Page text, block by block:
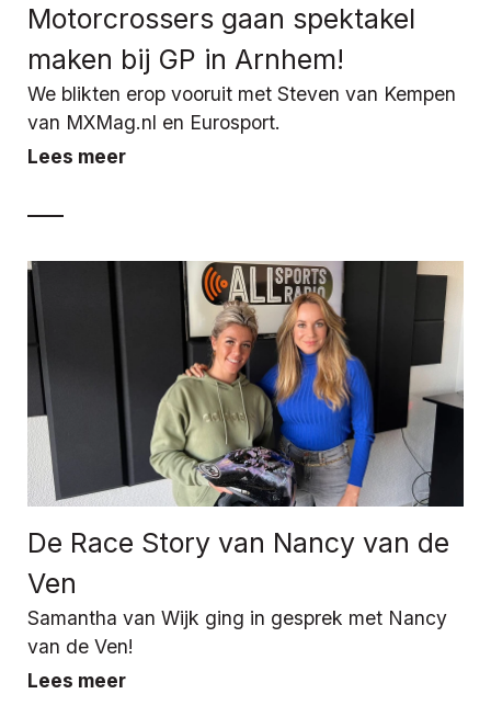
Motorcrossers gaan spektakel
maken bij GP in Arnhem!
We blikten erop vooruit met Steven van Kempen
van MXMag.nl en Eurosport.
Lees meer
De Race Story van Nancy van de
Ven
Samantha van Wijk ging in gesprek met Nancy
van de Ven!
Lees meer